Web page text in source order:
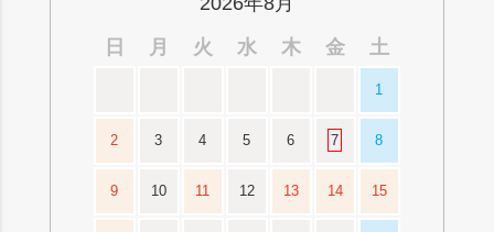
日
月 火 水 木 金 土
1
2 3 4 5 6 7 8
9 10 11 12 13 14 15